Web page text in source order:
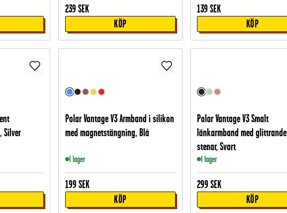
239 SEK
KÖP
139 SEK
KÖP
Silver
Polar Vantage V3 Armband i silikon
med magnetstängning, Blå
I lager
199 SEK
KÖP
Polar Vantage V3 Smalt
länkarmband med glittrande
stenar, Svart
I lager
299 SEK
KÖP